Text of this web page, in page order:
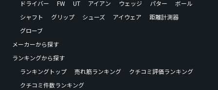
ドライバー
FW UT アイアン ウェッジ パター
ボール
シャフト
グリップ シューズ アイウェア
距離計測器
グローブ
メーカーから探す
ランキングから探す
ランキングトップ
売れ筋ランキング
クチコミ評価ランキング
クチコミ件数ランキング